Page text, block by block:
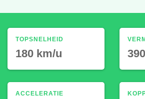
TOPSNELHEID
180 km/u
ACCELERATIE